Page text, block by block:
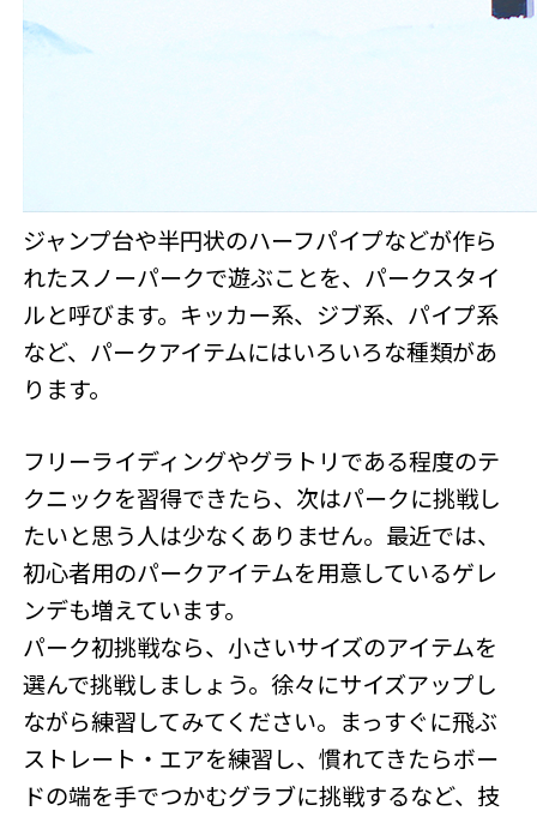
ジャンプ台や半円状のハーフパイプなどが作ら
れたスノーパークで遊ぶことを、パークスタイ
ルと呼びます。キッカー系、ジブ系、パイプ系
など、パークアイテムにはいろいろな種類があ
ります。
フリーライディングやグラトリである程度のテ
クニックを習得できたら、次はパークに挑戦し
たいと思う人は少なくありません。最近では、
初心者用のパークアイテムを用意しているゲレ
ンデも増えています。
パーク初挑戦なら、小さいサイズのアイテムを
選んで挑戦しましょう。徐々にサイズアップし
ながら練習してみてください。まっすぐに飛ぶ
ストレート・エアを練習し、慣れてきたらボー
ドの端を手でつかむグラブに挑戦するなど、技